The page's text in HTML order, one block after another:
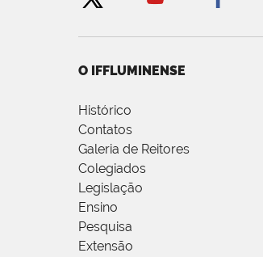
O IFFLUMINENSE
Histórico
Contatos
Galeria de Reitores
Colegiados
Legislação
Ensino
Pesquisa
Extensão